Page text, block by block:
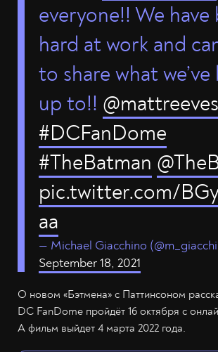
everyone!! We have
hard at work and
to share what we’ve
up to!!
#DCFanDome
#TheBatman
pic.twitter.com/
aa
— Michael Giacchino
September 18, 2021
О новом «Бэтмена» с Паттинсоном
DC FanDome пройдёт 16 октября с
А фильм выйдет 4 марта 2022 года.